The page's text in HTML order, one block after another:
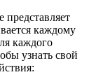
представляет
каждому
каждого
узнать свой